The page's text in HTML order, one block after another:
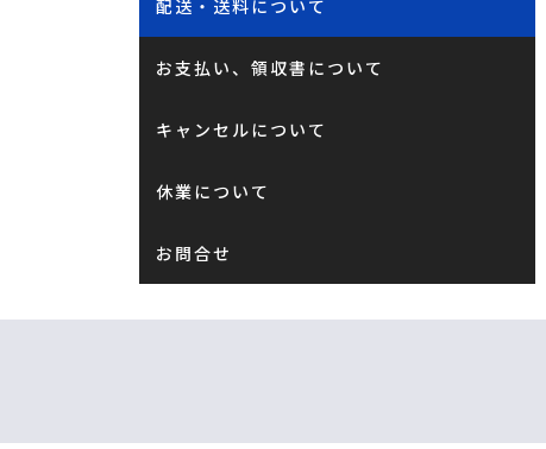
配送・送料について
お支払い、領収書について
キャンセルについて
休業について
お問合せ